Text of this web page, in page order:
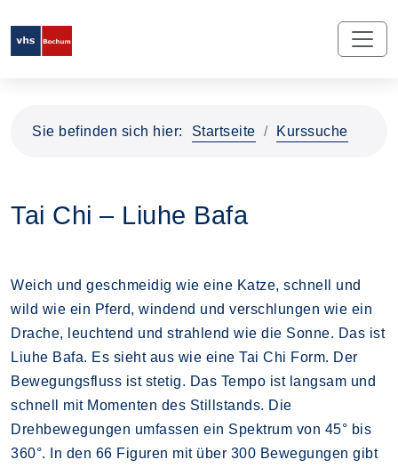
Sie befinden sich hier: Startseite Kurssuche
Tai Chi – Liuhe Bafa
Weich und geschmeidig wie eine Katze, schnell und
wild wie ein Pferd, windend und verschlungen wie ein
Drache, leuchtend und strahlend wie die Sonne. Das ist
Liuhe Bafa. Es sieht aus wie eine Tai Chi Form. Der
Bewegungsfluss ist stetig. Das Tempo ist langsam und
schnell mit Momenten des Stillstands. Die
Drehbewegungen umfassen ein Spektrum von 45° bis
360°. In den 66 Figuren mit über 300 Bewegungen gibt